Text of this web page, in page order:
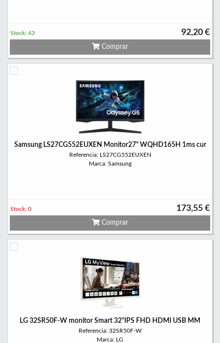
92,20 €
Stock: 43
Comprar
Samsung LS27CG552EUXEN Monitor27" WQHD165H 1ms cur
Referencia: LS27CG552EUXEN
Marca: Samsung
173,55 €
Stock: 0
Comprar
LG 32SR50F-W monitor Smart 32"IPS FHD HDMI USB MM
Referencia: 32SR50F-W
Marca: LG